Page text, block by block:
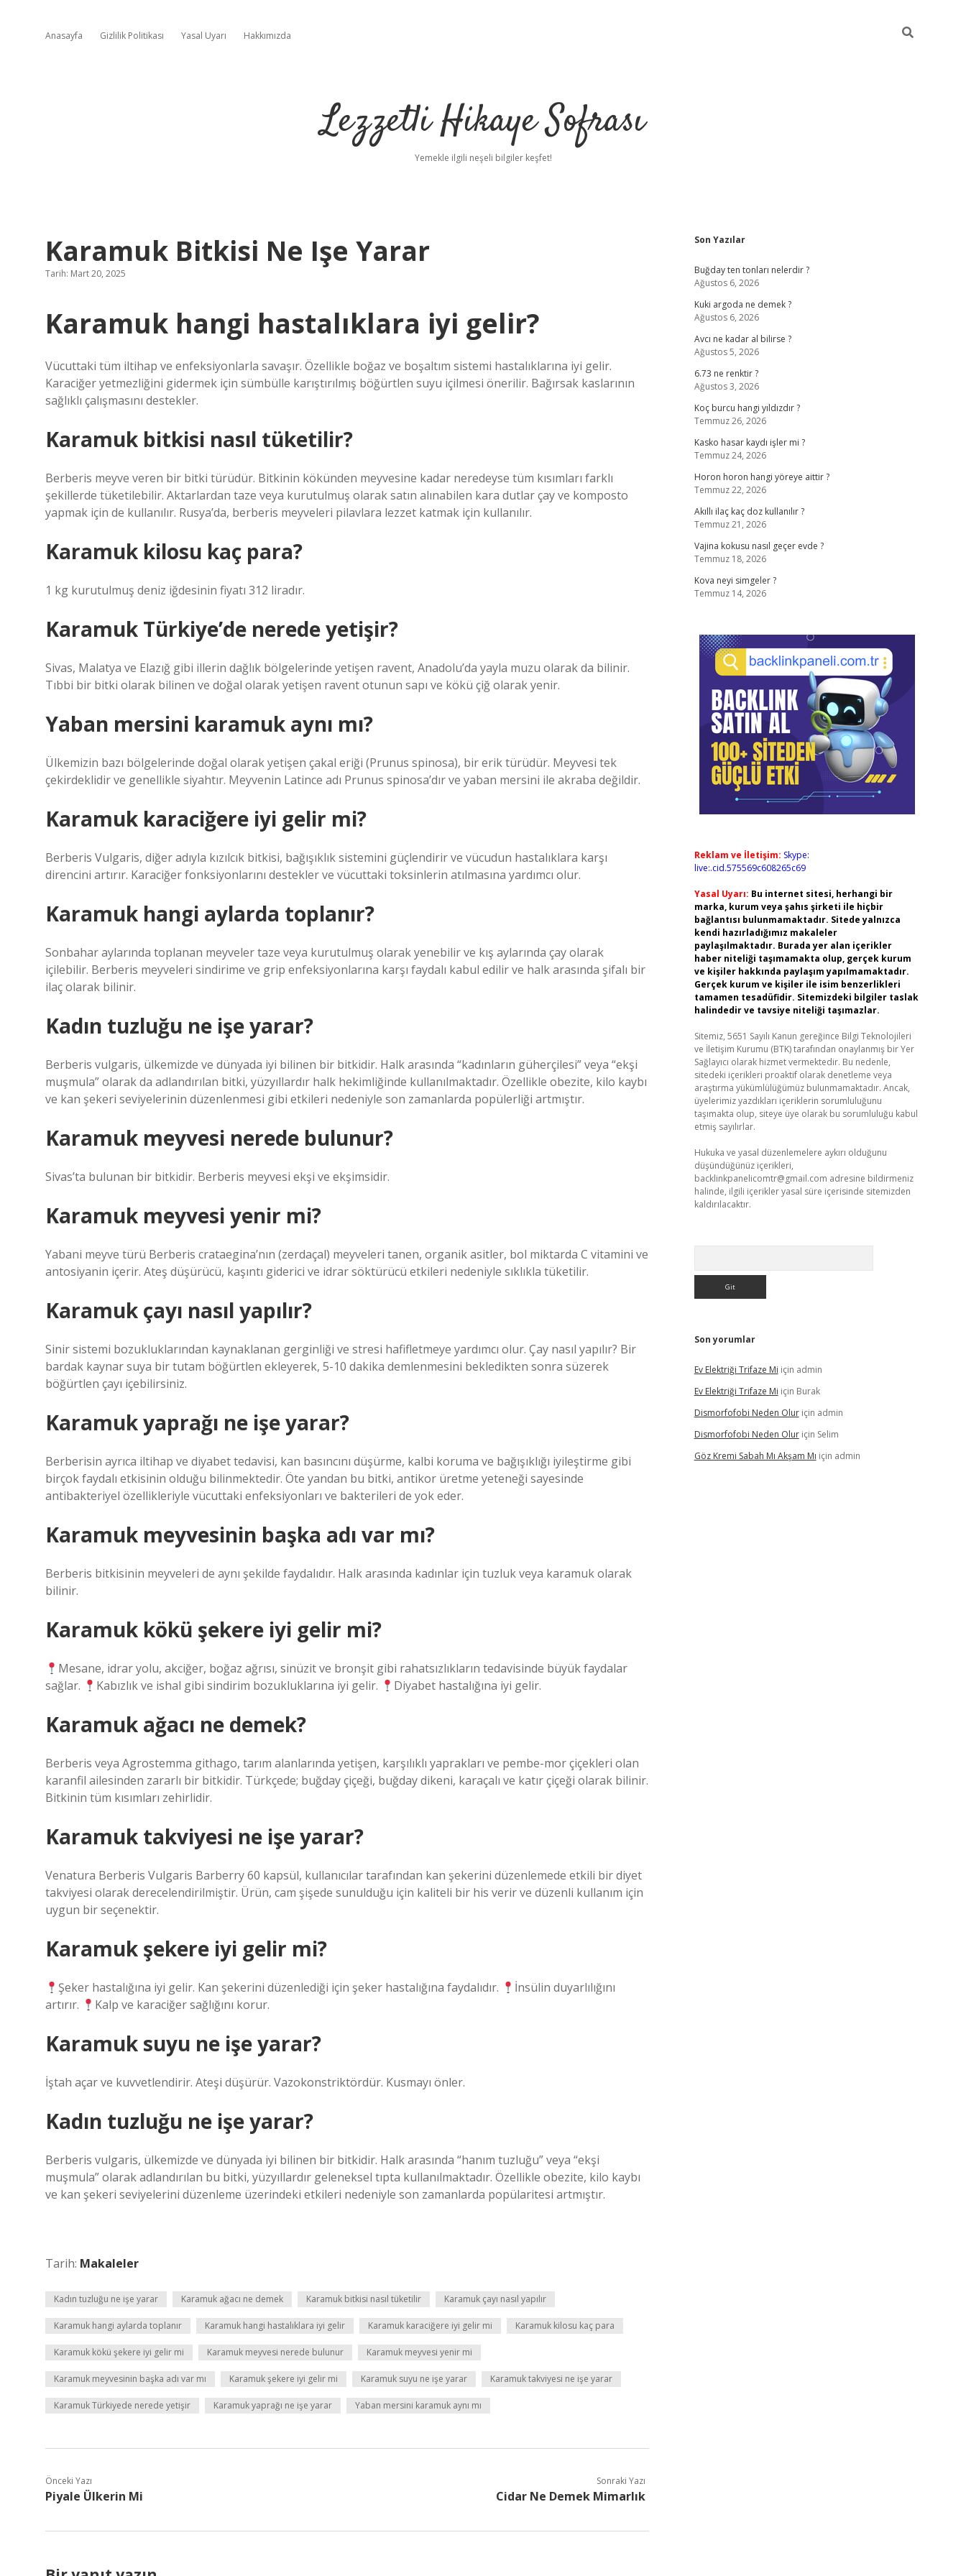
Anasayfa Gizlilik Politikası Yasal Uyarı Hakkımızda
Lezzetli Hikaye Sofrası
Yemekle ilgili neşeli bilgiler keşfet!
Karamuk Bitkisi Ne Işe Yarar
Tarih: Mart 20, 2025
Karamuk hangi hastalıklara iyi gelir?
Vücuttaki tüm iltihap ve enfeksiyonlarla savaşır. Özellikle boğaz ve boşaltım sistemi hastalıklarına iyi gelir.
Karaciğer yetmezliğini gidermek için sümbülle karıştırılmış böğürtlen suyu içilmesi önerilir. Bağırsak kaslarının
sağlıklı çalışmasını destekler.
Karamuk bitkisi nasıl tüketilir?
Berberis meyve veren bir bitki türüdür. Bitkinin kökünden meyvesine kadar neredeyse tüm kısımları farklı
şekillerde tüketilebilir. Aktarlardan taze veya kurutulmuş olarak satın alınabilen kara dutlar çay ve komposto
yapmak için de kullanılır. Rusya’da, berberis meyveleri pilavlara lezzet katmak için kullanılır.
Karamuk kilosu kaç para?
1 kg kurutulmuş deniz iğdesinin fiyatı 312 liradır.
Karamuk Türkiye’de nerede yetişir?
Sivas, Malatya ve Elazığ gibi illerin dağlık bölgelerinde yetişen ravent, Anadolu’da yayla muzu olarak da bilinir.
Tıbbi bir bitki olarak bilinen ve doğal olarak yetişen ravent otunun sapı ve kökü çiğ olarak yenir.
Yaban mersini karamuk aynı mı?
Ülkemizin bazı bölgelerinde doğal olarak yetişen çakal eriği (Prunus spinosa), bir erik türüdür. Meyvesi tek
çekirdeklidir ve genellikle siyahtır. Meyvenin Latince adı Prunus spinosa’dır ve yaban mersini ile akraba değildir.
Karamuk karaciğere iyi gelir mi?
Berberis Vulgaris, diğer adıyla kızılcık bitkisi, bağışıklık sistemini güçlendirir ve vücudun hastalıklara karşı
direncini artırır. Karaciğer fonksiyonlarını destekler ve vücuttaki toksinlerin atılmasına yardımcı olur.
Karamuk hangi aylarda toplanır?
Sonbahar aylarında toplanan meyveler taze veya kurutulmuş olarak yenebilir ve kış aylarında çay olarak
içilebilir. Berberis meyveleri sindirime ve grip enfeksiyonlarına karşı faydalı kabul edilir ve halk arasında şifalı bir
ilaç olarak bilinir.
Kadın tuzluğu ne işe yarar?
Berberis vulgaris, ülkemizde ve dünyada iyi bilinen bir bitkidir. Halk arasında “kadınların güherçilesi” veya “ekşi
muşmula” olarak da adlandırılan bitki, yüzyıllardır halk hekimliğinde kullanılmaktadır. Özellikle obezite, kilo kaybı
ve kan şekeri seviyelerinin düzenlenmesi gibi etkileri nedeniyle son zamanlarda popülerliği artmıştır.
Karamuk meyvesi nerede bulunur?
Sivas’ta bulunan bir bitkidir. Berberis meyvesi ekşi ve ekşimsidir.
Karamuk meyvesi yenir mi?
Yabani meyve türü Berberis crataegina’nın (zerdaçal) meyveleri tanen, organik asitler, bol miktarda C vitamini ve
antosiyanin içerir. Ateş düşürücü, kaşıntı giderici ve idrar söktürücü etkileri nedeniyle sıklıkla tüketilir.
Karamuk çayı nasıl yapılır?
Sinir sistemi bozukluklarından kaynaklanan gerginliği ve stresi hafifletmeye yardımcı olur. Çay nasıl yapılır? Bir
bardak kaynar suya bir tutam böğürtlen ekleyerek, 5-10 dakika demlenmesini bekledikten sonra süzerek
böğürtlen çayı içebilirsiniz.
Karamuk yaprağı ne işe yarar?
Berberisin ayrıca iltihap ve diyabet tedavisi, kan basıncını düşürme, kalbi koruma ve bağışıklığı iyileştirme gibi
birçok faydalı etkisinin olduğu bilinmektedir. Öte yandan bu bitki, antikor üretme yeteneği sayesinde
antibakteriyel özellikleriyle vücuttaki enfeksiyonları ve bakterileri de yok eder.
Karamuk meyvesinin başka adı var mı?
Berberis bitkisinin meyveleri de aynı şekilde faydalıdır. Halk arasında kadınlar için tuzluk veya karamuk olarak
bilinir.
Karamuk kökü şekere iyi gelir mi?
Mesane, idrar yolu, akciğer, boğaz ağrısı, sinüzit ve bronşit gibi rahatsızlıkların tedavisinde büyük faydalar
sağlar.
Kabızlık ve ishal gibi sindirim bozukluklarına iyi gelir. Diyabet hastalığına iyi gelir.
Karamuk ağacı ne demek?
Berberis veya Agrostemma githago, tarım alanlarında yetişen, karşılıklı yaprakları ve pembe-mor çiçekleri olan
karanfil ailesinden zararlı bir bitkidir. Türkçede; buğday çiçeği, buğday dikeni, karaçalı ve katır çiçeği olarak bilinir.
Bitkinin tüm kısımları zehirlidir.
Karamuk takviyesi ne işe yarar?
Venatura Berberis Vulgaris Barberry 60 kapsül, kullanıcılar tarafından kan şekerini düzenlemede etkili bir diyet
takviyesi olarak derecelendirilmiştir. Ürün, cam şişede sunulduğu için kaliteli bir his verir ve düzenli kullanım için
uygun bir seçenektir.
Karamuk şekere iyi gelir mi?
Şeker hastalığına iyi gelir. Kan şekerini düzenlediği için şeker hastalığına faydalıdır.
İnsülin duyarlılığını
artırır.
Kalp ve karaciğer sağlığını korur.
Karamuk suyu ne işe yarar?
İştah açar ve kuvvetlendirir. Ateşi düşürür. Vazokonstriktördür. Kusmayı önler.
Kadın tuzluğu ne işe yarar?
Berberis vulgaris, ülkemizde ve dünyada iyi bilinen bir bitkidir. Halk arasında “hanım tuzluğu” veya “ekşi
muşmula” olarak adlandırılan bu bitki, yüzyıllardır geleneksel tıpta kullanılmaktadır. Özellikle obezite, kilo kaybı
ve kan şekeri seviyelerini düzenleme üzerindeki etkileri nedeniyle son zamanlarda popülaritesi artmıştır.
Tarih: Makaleler
Kadın tuzluğu ne işe yarar Karamuk ağacı ne demek Karamuk bitkisi nasıl tüketilir Karamuk çayı nasıl yapılır
Karamuk hangi aylarda toplanır Karamuk hangi hastalıklara iyi gelir Karamuk karaciğere iyi gelir mi Karamuk kilosu kaç para
Karamuk kökü şekere iyi gelir mi Karamuk meyvesi nerede bulunur Karamuk meyvesi yenir mi
Karamuk meyvesinin başka adı var mı Karamuk şekere iyi gelir mi Karamuk suyu ne işe yarar Karamuk takviyesi ne işe yarar
Karamuk Türkiyede nerede yetişir Karamuk yaprağı ne işe yarar Yaban mersini karamuk aynı mı
Önceki Yazı
Piyale Ülkerin Mi
Sonraki Yazı
Cidar Ne Demek Mimarlık
Sidebar
Son Yazılar
Buğday ten tonları nelerdir ?
Ağustos 6, 2026
Kuki argoda ne demek ?
Ağustos 6, 2026
Avcı ne kadar al bilirse ?
Ağustos 5, 2026
6.73 ne renktir ?
Ağustos 3, 2026
Koç burcu hangi yıldızdır ?
Temmuz 26, 2026
Kasko hasar kaydı işler mi ?
Temmuz 24, 2026
Horon horon hangi yöreye aittir ?
Temmuz 22, 2026
Akıllı ilaç kaç doz kullanılır ?
Temmuz 21, 2026
Vajina kokusu nasıl geçer evde ?
Temmuz 18, 2026
Kova neyi simgeler ?
Temmuz 14, 2026
Reklam ve İletişim: Skype:
live:.cid.575569c608265c69
Yasal Uyarı: Bu internet sitesi, herhangi bir
marka, kurum veya şahıs şirketi ile hiçbir
bağlantısı bulunmamaktadır. Sitede yalnızca
kendi hazırladığımız makaleler
paylaşılmaktadır. Burada yer alan içerikler
haber niteliği taşımamakta olup, gerçek kurum
ve kişiler hakkında paylaşım yapılmamaktadır.
Gerçek kurum ve kişiler ile isim benzerlikleri
tamamen tesadüfidir. Sitemizdeki bilgiler taslak
halindedir ve tavsiye niteliği taşımazlar.
Sitemiz, 5651 Sayılı Kanun gereğince Bilgi Teknolojileri
ve İletişim Kurumu (BTK) tarafından onaylanmış bir Yer
Sağlayıcı olarak hizmet vermektedir. Bu nedenle,
sitedeki içerikleri proaktif olarak denetleme veya
araştırma yükümlülüğümüz bulunmamaktadır. Ancak,
üyelerimiz yazdıkları içeriklerin sorumluluğunu
taşımakta olup, siteye üye olarak bu sorumluluğu kabul
etmiş sayılırlar.
Hukuka ve yasal düzenlemelere aykırı olduğunu
düşündüğünüz içerikleri,
backlinkpanelicomtr@gmail.com adresine bildirmeniz
halinde, ilgili içerikler yasal süre içerisinde sitemizden
kaldırılacaktır.
Son yorumlar
Ev Elektriği Trifaze Mi için admin
Ev Elektriği Trifaze Mi için Burak
Dismorfofobi Neden Oluriçin admin
Dismorfofobi Neden Oluriçin Selim
Göz Kremi Sabah Mı Akşam Mı için admin